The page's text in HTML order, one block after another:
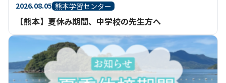
2026.08.05 熊本学習センター
【熊本】夏休み期間、中学校の先生方へ